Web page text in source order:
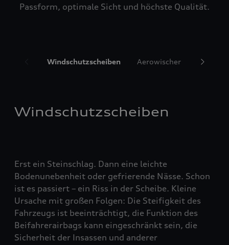
Passform, optimale Sicht und höchste Qualität.
Windschutzscheiben Aerowischer
Windschutzscheiben
Erst ein Steinschlag. Dann eine leichte
Bodenunebenheit oder gefrierende Nässe. Schon
ist es passiert – ein Riss in der Scheibe. Kleine
Ursache mit großen Folgen: Die Steifigkeit des
Fahrzeugs ist beeinträchtigt, die Funktion des
Beifahrerairbags kann eingeschränkt sein, die
Sicherheit der Insassen und anderer